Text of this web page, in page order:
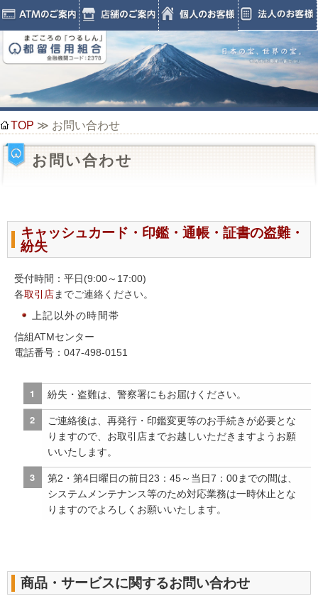
TOP ≫ お問い合わせ
お問い合わせ
キャッシュカード・印鑑・通帳・証書の盗難・
紛失
受付時間：平日(9:00～17:00)
各取引店までご連絡ください。
上記以外の時間帯
信組ATMセンター
電話番号：047-498-0151
紛失・盗難は、警察署にもお届けください。
ご連絡後は、再発行・印鑑変更等のお手続きが必要とな
りますので、お取引店までお越しいただきますようお願
いいたします。
第2・第4日曜日の前日23：45～当日7：00までの間は、
システムメンテナンス等のため対応業務は一時休止とな
りますのでよろしくお願いいたします。
商品・サービスに関するお問い合わせ